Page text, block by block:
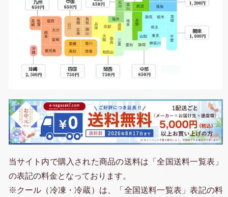
当サイト内で購入された商品の送料は「全国送料一覧表」
の表記の料金となっております。
※クール（冷凍・冷蔵）は、「全国送料一覧表」表記の料